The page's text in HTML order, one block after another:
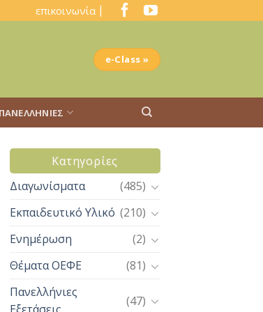
επικοινωνία |
e-Class »
ΠΑΝΕΛΛΉΝΙΕΣ
Kατηγορίες
Διαγωνίσματα
(485)
Εκπαιδευτικό Υλικό (210)
Ενημέρωση
(2)
Θέματα ΟΕΦΕ
(81)
Πανελλήνιες
(47)